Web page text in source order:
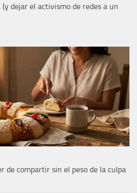
dejar el activismo de redes a un
de compartir sin el peso de la culpa